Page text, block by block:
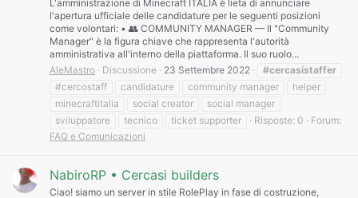
L'amministrazione di Minecraft ITALIA è lieta di annunciare
l'apertura ufficiale delle candidature per le seguenti posizioni
come volontari: • 👥 COMMUNITY MANAGER — Il "Community
Manager" è la figura chiave che rappresenta l'autorità
amministrativa all'interno della piattaforma. Il suo ruolo...
AleMastro
Discussione 23 Settembre 2022
#cercasistaffer
#cercostaff
candidature community manager
helper
minecraftitalia
social creator
social manager
sviluppatore
tecnico ticket supporter Risposte: 0
Forum:
FAQ e Comunicazioni
NabiroRP • Cercasi builders
Ciao! siamo un server in stile RolePlay in fase di costruzione,